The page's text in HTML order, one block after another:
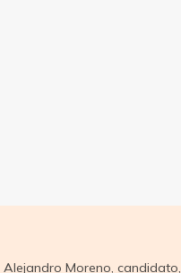
Alejandro Moreno, candidato,